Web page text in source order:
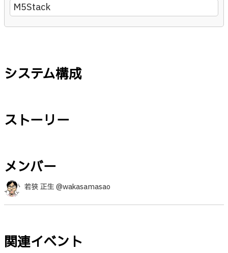
M5Stack
システム構成
ストーリー
メンバー
若狹 正生 @wakasamasao
関連イベント